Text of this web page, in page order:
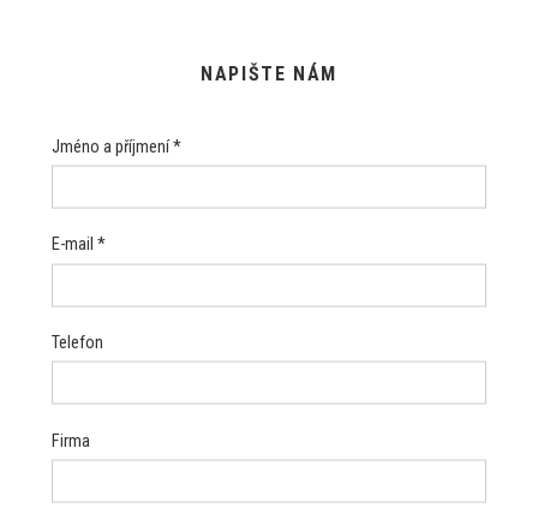
NAPIŠTE NÁM
Jméno a příjmení *
E-mail *
Telefon
Firma